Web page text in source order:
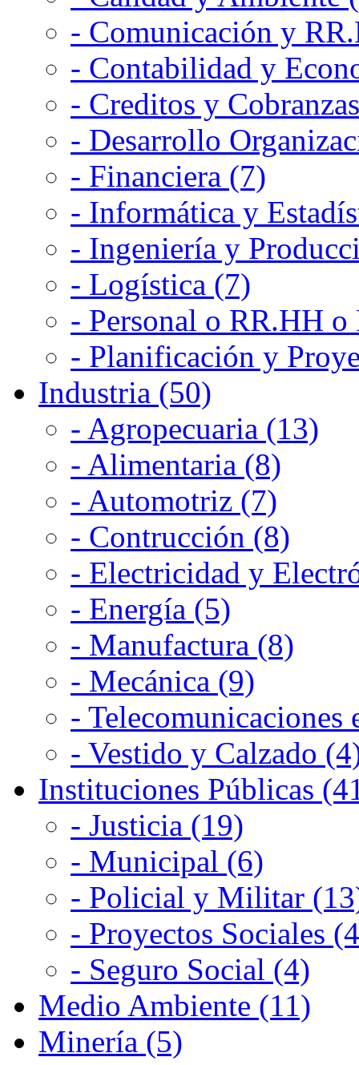
- Comunicación y
- Contabilidad y
- Creditos y
- Desarrollo
- Financiera (7)
- Informática y
- Ingeniería y
- Logística (7)
- Personal o RR.HH
- Planificación y
Industria (50)
- Agropecuaria (13)
- Alimentaria (8)
- Automotriz (7)
- Contrucción (8)
- Electricidad y
- Energía (5)
- Manufactura (8)
- Mecánica (9)
-
- Vestido y Calzado
Instituciones Públicas
- Justicia (19)
- Municipal (6)
- Policial y Militar
- Proyectos Sociales
- Seguro Social (4)
Medio Ambiente (11)
Minería (5)